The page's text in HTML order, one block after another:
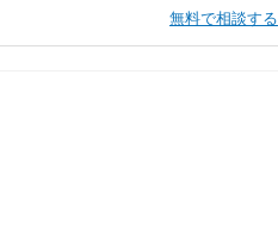
無料で相談する